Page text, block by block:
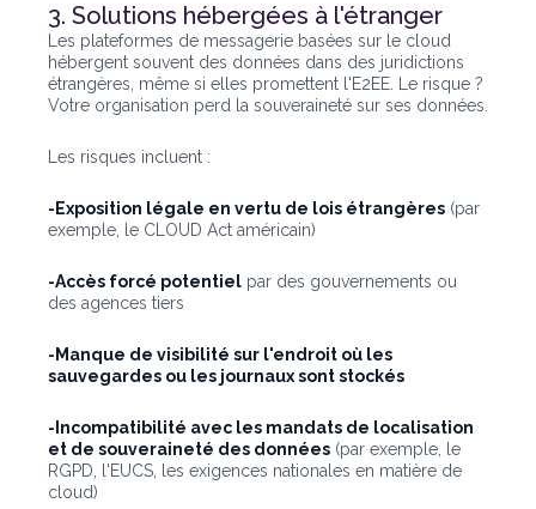
3. Solutions hébergées à l'étranger
Les plateformes de messagerie basées sur le cloud
hébergent souvent des données dans des juridictions
étrangères, même si elles promettent l'E2EE. Le risque ?
Votre organisation perd la souveraineté sur ses données.
Les risques incluent :
-Exposition légale en vertu de lois étrangères (par
exemple, le CLOUD Act américain)
-Accès forcé potentiel par des gouvernements ou
des agences tiers
-Manque de visibilité sur l'endroit où les
sauvegardes ou les journaux sont stockés
-Incompatibilité avec les mandats de localisation
et de souveraineté des données (par exemple, le
RGPD, l'EUCS, les exigences nationales en matière de
cloud)